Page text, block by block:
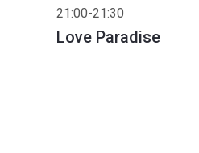
21:00-21:30
Love Paradise